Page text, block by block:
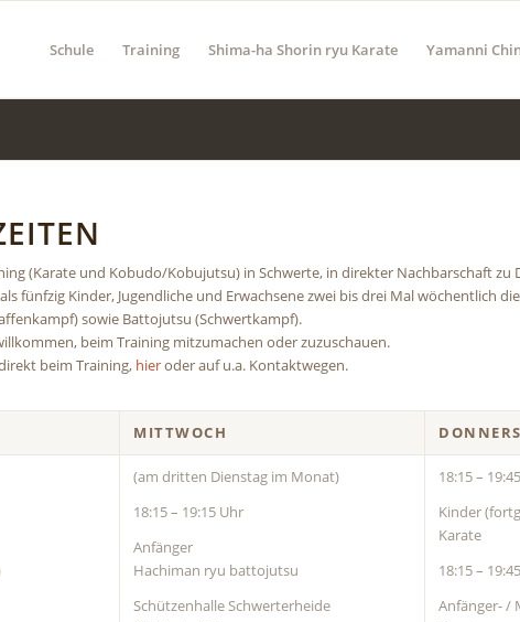
Schule Training Shima-ha Shorin ryu Karate Yamanni
(Karate und Kobudo/Kobujutsu) in Schwerte, in direkter Nachbarschaft
fünfzig Kinder, Jugendliche und Erwachsene zwei bis drei Mal wöchentlich
sowie Battojutsu (Schwertkampf).
beim Training mitzumachen oder zuzuschauen.
beim Training, hieroder auf u.a. Kontaktwegen.
MITTWOCH
(am dritten Dienstag im Monat)
18:15 – 19:15 Uhr
Anfänger
Hachiman ryu battojutsu
Schützenhalle Schwerterheide
18:15 –
Kinder
Karate
18:15 –
Anfänger- /